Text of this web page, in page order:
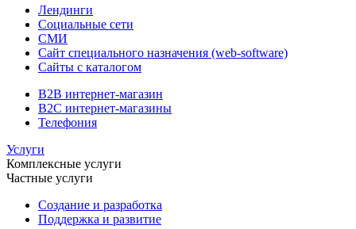
Лендинги
Социальные сети
СМИ
Сайт специального назначения (web-software)
Сайты с каталогом
B2B интернет-магазин
B2C интернет-магазины
Телефония
Услуги
Комплексные услуги
Частные услуги
Создание и разработка
Поддержка и развитие